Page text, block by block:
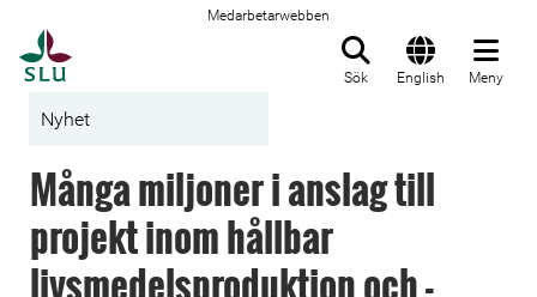
Medarbetarwebben
Sök English Meny
Nyhet
Många miljoner i anslag till
projekt inom hållbar
livsmedelsproduktion och -